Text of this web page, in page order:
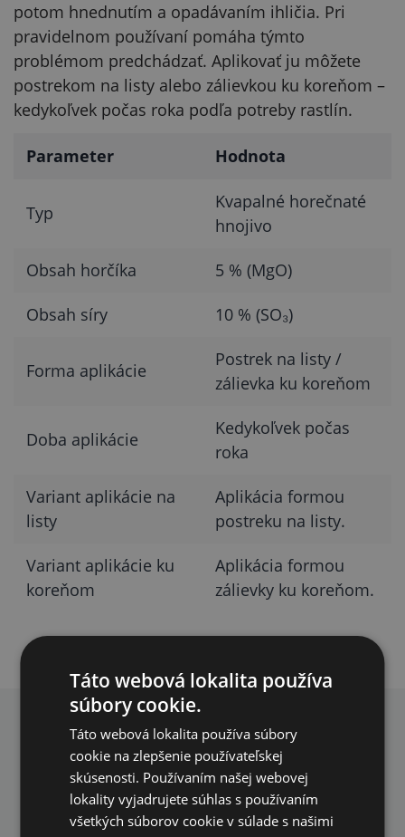
potom hnednutím a opadávaním ihličia. Pri
pravidelnom používaní pomáha týmto
problémom predchádzať. Aplikovať ju môžete
postrekom na listy alebo zálievkou ku koreňom –
kedykoľvek počas roka podľa potreby rastlín.
Parameter Hodnota
Typ
Kvapalné horečnaté
hnojivo
Obsah horčíka 5 % (MgO)
Obsah síry 10 % (SO₃)
Forma aplikácie
Postrek na listy /
zálievka ku koreňom
Doba aplikácie
Kedykoľvek počas
roka
Variant aplikácie na
listy
Aplikácia formou
postreku na listy.
Variant aplikácie ku
koreňom
Aplikácia formou
zálievky ku koreňom.
PREČO NAKUPOVAŤ U NÁS?
Táto webová lokalita používa
súbory cookie.
Táto webová lokalita používa súbory
cookie na zlepšenie používateľskej
skúsenosti. Používaním našej webovej
lokality vyjadrujete súhlas s používaním
všetkých súborov cookie v súlade s našimi